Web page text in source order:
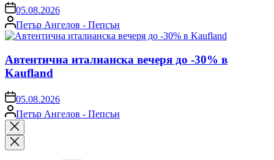
on05.08.2026
Posted
by
Петър Ангелов - Пепсън
Автентична италианска вечеря до -30% в
Kaufland
on05.08.2026
Posted
by
Петър Ангелов - Пепсън
Close
search